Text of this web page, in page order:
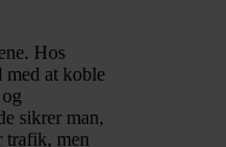
Hos
med at koble
sikrer man,
trafik, men